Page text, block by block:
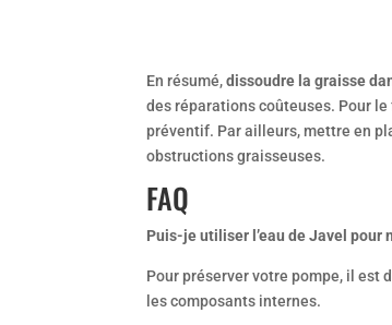
En résumé,dissoudre la graisse
des réparations coûteuses. Pour
préventif. Par ailleurs, mettre en
obstructions graisseuses.
FAQ
Puis-je utiliser l’eau de Javel pour
Pour préserver votre pompe, il est
les composants internes.